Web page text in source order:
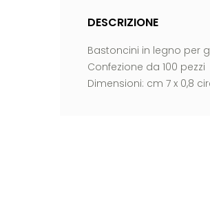
DESCRIZIONE
Bastoncini in legno per
Confezione da 100 pezzi
Dimensioni: cm 7 x 0,8